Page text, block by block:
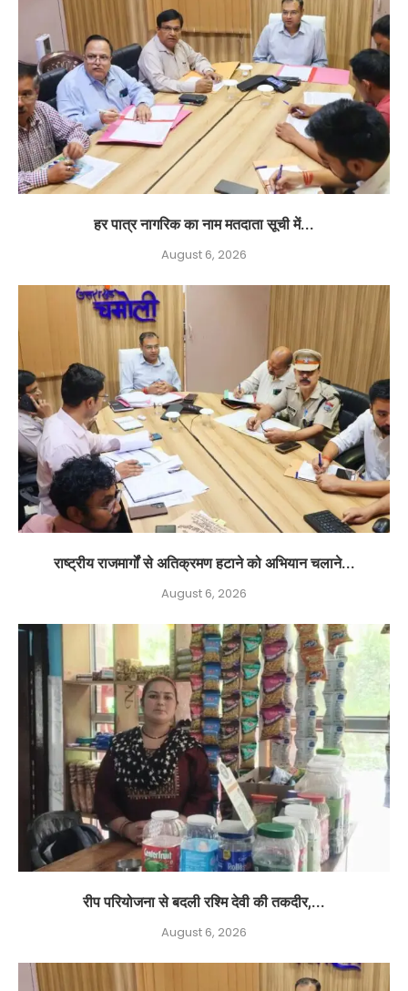
हर पात्र नागरिक का नाम मतदाता सूची में...
August 6, 2026
राष्ट्रीय राजमार्गों से अतिक्रमण हटाने को अभियान चलाने...
August 6, 2026
रीप परियोजना से बदली रश्मि देवी की तकदीर,...
August 6, 2026